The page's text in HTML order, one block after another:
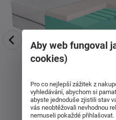
Aby web fungoval
cookies)
Pro co nejlepší zážitek z
vyhledávání, abychom si
abyste jednoduše zjistili stav
vás neobtěžovali nevhodnou
nemuseli pokaždé přihlašovat.